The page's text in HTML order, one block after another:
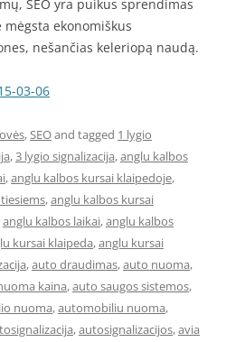
SEO yra puikus sprendimas
ekonomiškus
nešančias keleriopą naudą.
03-06
,SEOand tagged 1 lygio
,3 lygio signalizacija,anglu kalbos
,anglu kalbos kursai klaipedoje,
,anglu kalbos kursai
anglu kalbos laikai,anglu kalbos
kursai klaipeda,anglu kursai
,auto draudimas,auto nuoma,
kaina,auto saugos sistemos,
nuoma,automobiliu nuoma,
,autosignalizacijos,avia